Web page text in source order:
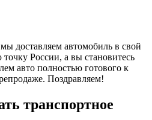
доставляем автомобиль в свой
России, а вы становитесь
авто полностью готового к
Поздравляем!
транспортное